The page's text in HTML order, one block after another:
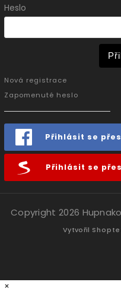
Heslo
Nová registrace
Zapomenuté heslo
Přihlásit se
Přihlásit se
Copyright 2026
Vytvořil
×